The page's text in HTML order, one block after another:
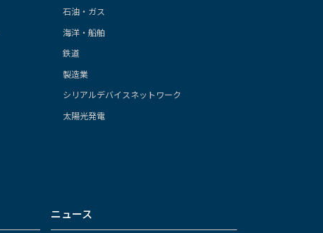
石油・ガス
海洋・船舶
鉄道
製造業
シリアルデバイスネットワーク
太陽光発電
ニュース